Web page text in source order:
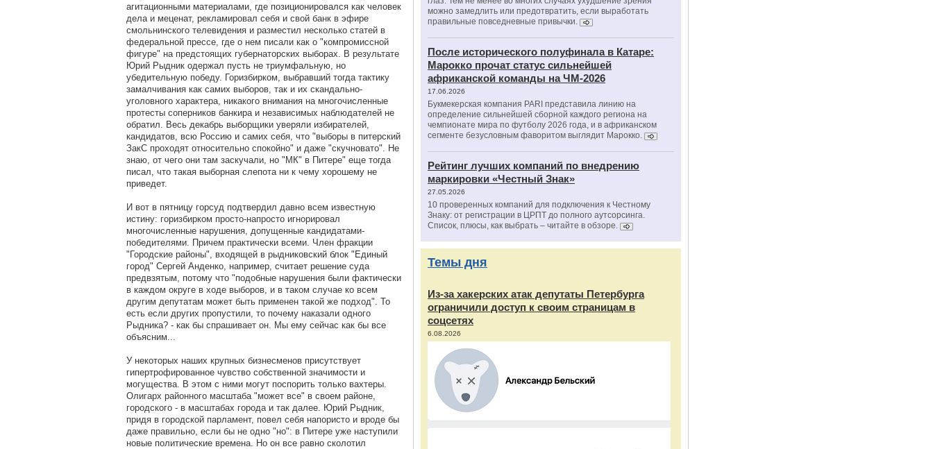
агитационными материалами, где позиционировался как человек
дела и меценат, рекламировал себя и свой банк в эфире
смольнинского телевидения и разместил несколько статей в
федеральной прессе, где о нем писали как о "компромиссной
фигуре" на предстоящих губернаторских выборах. В результате
Юрий Рыдник одержал пусть не триумфальную, но
убедительную победу. Горизбирком, выбравший тогда тактику
замалчивания как самих выборов, так и их скандально-
уголовного характера, никакого внимания на многочисленные
протесты соперников банкира и независимых наблюдателей не
обратил. Весь декабрь выборщики уверяли избирателей,
кандидатов, всю Россию и самих себя, что "выборы в питерский
ЗакС проходят относительно спокойно" и даже "скучновато". Не
знаю, от чего они там заскучали, но "МК" в Питере" еще тогда
писал, что такая выборная слепота ни к чему хорошему не
приведет.
И вот в пятницу горсуд подтвердил давно всем известную
истину: горизбирком просто-напросто игнорировал
многочисленные нарушения, допущенные кандидатами-
победителями. Причем практически всеми. Член фракции
"Городские районы", входящей в рыдниковский блок "Единый
город" Сергей Анденко, например, считает решение суда
предвзятым, потому что "подобные нарушения были фактически
в каждом округе в ходе выборов, и в таком случае ко всем
другим депутатам может быть применен такой же подход". То
есть если других пропустили, то почему наказали одного
Рыдника? - как бы спрашивает он. Мы ему сейчас как бы все
объясним...
У некоторых наших крупных бизнесменов присутствует
гипертрофированное чувство собственной значимости и
могущества. В этом с ними могут поспорить только вахтеры.
Олигарх районного масштаба "может все" в своем районе,
городского - в масштабах города и так далее. Юрий Рыдник,
придя в городской парламент, повел себя напористо и вроде бы
даже правильно, если бы не одно "но": в Питере уже наступили
новые политические времена. Но он все равно сколотил
можно замедлить или предотвратить, если выработать
правильные повседневные привычки.
После исторического полуфинала в Катаре:
Марокко прочат статус сильнейшей
африканской команды на ЧМ-2026
17.06.2026
Букмекерская компания PARI представила линию на
определение сильнейшей сборной каждого региона на
чемпионате мира по футболу 2026 года, и в африканском
сегменте безусловным фаворитом выглядит Марокко.
Рейтинг лучших компаний по внедрению
маркировки «Честный Знак»
27.05.2026
10 проверенных компаний для подключения к Честному
Знаку: от регистрации в ЦРПТ до полного аутсорсинга.
Список, плюсы, как выбрать – читайте в обзоре.
Темы дня
Из‑за хакерских атак депутаты Петербурга
ограничили доступ к своим страницам в
соцсетях
6.08.2026